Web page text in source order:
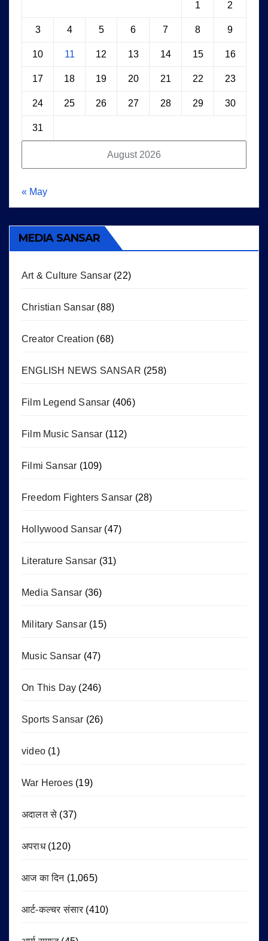
August 2026
1 2
3 4 5 6 7 8 9
10 11 12 13 14 15 16
17 18 19 20 21 22 23
24 25 26 27 28 29 30
31
« May
MEDIA SANSAR
Art & Culture Sansar (22)
Christian Sansar (88)
Creator Creation (68)
ENGLISH NEWS SANSAR (258)
Film Legend Sansar (406)
Film Music Sansar (112)
Filmi Sansar (109)
Freedom Fighters Sansar (28)
Hollywood Sansar (47)
Literature Sansar (31)
Media Sansar (36)
Military Sansar (15)
Music Sansar (47)
On This Day (246)
Sports Sansar (26)
video (1)
War Heroes (19)
अदालत से (37)
अपराध(120)
आज का दिन(1,065)
आर्ट-कल्चर संसार (410)